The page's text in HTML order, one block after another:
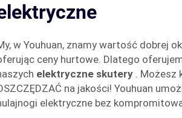
w Youhuan, znamy wartość dobrej
ceny hurtowe. Dlatego
elektryczne skutery . Możesz
na jakości! Youhuan
elektryczne bez